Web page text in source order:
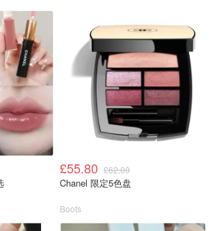
£55.80 £62.00
Chanel 限定5色盘
Boots